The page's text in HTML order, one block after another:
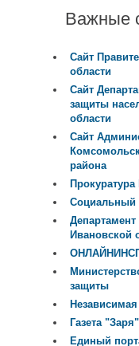
Важные
Сайт
области
Сайт
защиты
области
Сайт
района
Социальный
Ивановской
защиты
Газета "Заря"
Единый